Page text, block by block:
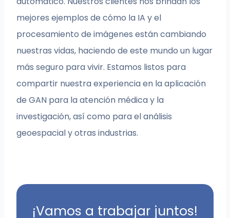
mejores ejemplos de cómo la IA y el
procesamiento de imágenes están cambiando
nuestras vidas, haciendo de este mundo un lugar
más seguro para vivir. Estamos listos para
compartir nuestra experiencia en la aplicación
de GAN para la atención médica y la
investigación, así como para el análisis
geoespacial y otras industrias.
¡Vamos a trabajar juntos!